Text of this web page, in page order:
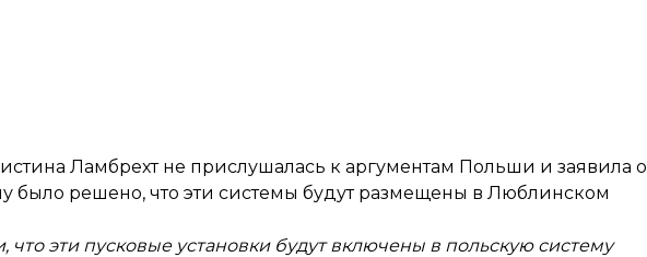
Ламбрехт не прислушалась к аргументам Польши и заявила о
было решено, что эти системы будут размещены в Люблинском
эти пусковые установки будут включены в польскую систему